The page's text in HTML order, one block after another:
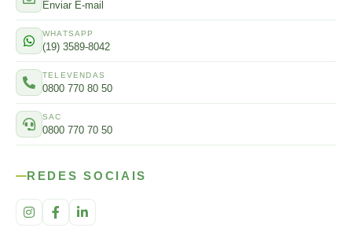
Enviar E-mail
WHATSAPP
(19) 3589-8042
TELEVENDAS
0800 770 80 50
SAC
0800 770 70 50
REDES SOCIAIS